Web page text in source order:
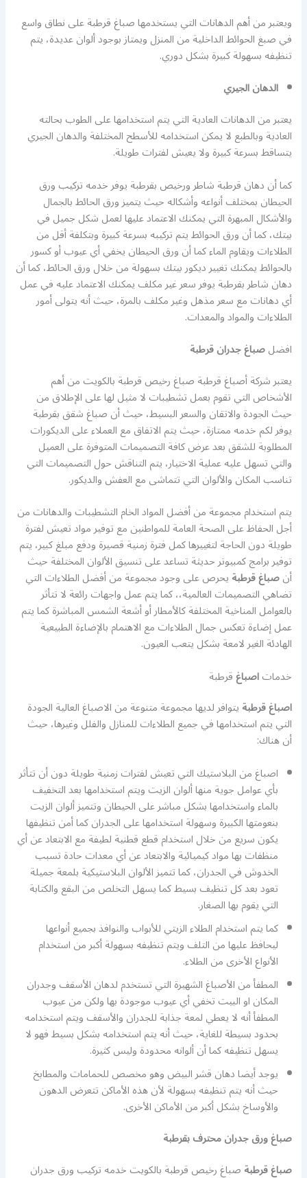
ويعتبر من أهم الدهانات التي يستخدمها صباغ قرطبة على نطاق واسع
في صبغ الحوائط الداخلية من المنزل ويمتاز بوجود ألوان عديدة، يتم
تنظيفه بسهولة كبيرة بشكل دوري.
الدهان الجيري
يعتبر من الدهانات العادية التي يتم استخدامها على الطوب بحالته
العادية وبالطبع لا يمكن استخدامه للأسطح المختلفة والدهان الجيري
يتساقط بسرعة كبيرة ولا يعيش لفترات طويلة.
كما أن دهان قرطبة شاطر ورخيص بقرطبة يوفر خدمه تركيب ورق
الحيطان بمختلف أنواعه وأشكاله حيث يتميز ورق الحائط بالجمال
والأشكال المبهرة التي يمكنك الاعتماد عليها لعمل شكل جميل في
بيتك، كما أن ورق الحوائط يتم تركيبه بسرعة كبيرة وبتكلفة أقل من
الطلاءات ويقاوم الماء كما أن ورق الحيطان يخفي أي عيوب أو كسور
بالحوائط يمكنك تغيير ديكور بيتك بسهولة من خلال ورق الحائط، كما أن
دهان شاطر بقرطبة يوفر سعر غير مكلف يمكنك الاعتماد عليه في عمل
أي دهانات مع سعر مذهل وغير مكلف بالمرة، حيث أنه يتولى أمور
الطلاءات والمواد والمعدات.
افضلصباغ جدران قرطبة
يعتبر شركة أصباغ قرطبة صباغ رخيص قرطبة بالكويت من أهم
الأشخاص التي تقوم بعمل تشطيبات لا مثيل لها على الإطلاق من
حيث الجودة والاتقان والسعر البسيط، حيث أن صباغ شقق بقرطبة
يوفر لكم خدمه ممتازة، حيث يتم الاتفاق مع العملاء على الديكورات
المطلوبة للشقق بعد عرض كافة التصميمات المتوفرة على العميل
والتي تسهل عليه عملية الاختيار، يتم التناقش حول التصميمات التي
تناسب المكان والألوان التي تتماشى مع العفش والديكور.
يتم استخدام مجموعة من أفضل المواد الخام التشطيبات والدهانات من
أجل الحفاظ على الصحة العامة للمواطنين مع توفير مواد تعيش لفترة
طويلة دون الحاجة لتغييرها كمل فترة زمنية قصيرة ودفع مبلغ كبير، يتم
توفير برامج كمبيوتر حديثة تساعد على تنسيق الألوان المختلفة حيث
أنصباغ قرطبةيحرص على وجود مجموعة من أفضل الطلاءات التي
تضاهي التصميمات العالمية،، كما يتم عمل واجهات رائعة لا تتأثر
بالعوامل المناخية المختلفة كالأمطار أو أشعة الشمس المباشرة كما يتم
عمل إضاءة تعكس جمال الطلاءات مع الاهتمام بالإضاءة الطبيعية
الهادئة الغير لامعة بشكل يتعب العيون.
خدماتاصباغقرطبة
اصباغ قرطبةيتوافر لديها مجموعة متنوعة من الاصباغ العالية الجودة
التي يتم استخدامها في جميع الطلاءات للمنازل والفلل وغيرها، حيث
أن هناك:
اصباغ من البلاستيك التي تعيش لفترات زمنية طويلة دون أن تتأثر
بأي عوامل جوية منها ألوان الزيت ويتم استخدامها بعد التخفيف
بالماء واستخدامها بشكل مباشر على الحيطان وتتميز ألوان الزيت
بنعومتها الكبيرة وسهولة استخدامها على الجدران كما أمن تنظيفها
يكون سريع من خلال استخدام قطع قطنية لطيفة مع الابتعاد عن أي
منظفات بها مواد كيميائية والابتعاد عن أي معدات حادة تسبب
الخدوش في الجدران، كما تتميز الألوان البلاستيكية بلمعة جميلة
تعود بعد كل تنظيف بسيط كما يسهل التخلص من البقع والكتابة
التي يقوم بها الصغار.
كما يتم استخدام الطلاء الزيتي للأبواب والنوافذ بجميع أنواعها
ليحافظ عليها من التلف ويتم تنظيفه بسهولة أكبر من استخدام
الأنواع الأخرى من الطلاء.
المطفأ من الأصباغ الشهيرة التي تستخدم لدهان الأسقف وجدران
المكان او البيت تخفي أي عيوب موجودة بها ولكن من عيوب
المطفأ أنه لا يعطي لمعة جذابة للجدران والأسقف ويتم استخدامه
بحدود بسيطة للغاية، حيث أنه يتم استخدامه بشكل بسيط فهو لا
يسهل تنظيفه كما أن ألوانه محدودة وليس كثيرة.
يوجد أيضا دهان قشر البيض وهو مخصص للحمامات والمطابخ
حيث أنه يتم تنظيفه بسهولة لأن هذه الأماكن تتعرض الدهون
والأوساخ بشكل أكبر من الأماكن الأخرى.
صباغ ورق جدران محترف بقرطبة
صباغ قرطبةصباغ رخيص قرطبة بالكويت خدمه تركيب ورق جدران